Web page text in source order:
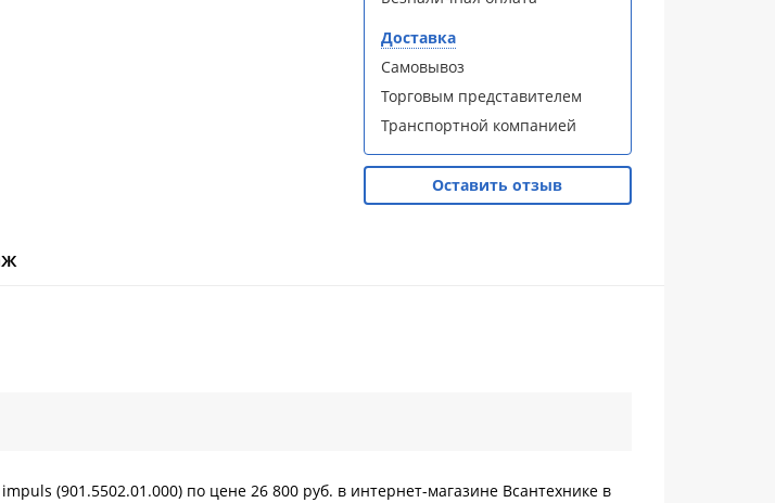
Доставка
Самовывоз
Торговым представителем
Транспортной компанией
Оставить отзыв
(901.5502.01.000) по цене 26 800 руб. в интернет-магазине Всантехнике в